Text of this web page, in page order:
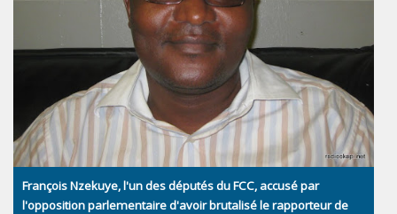
François Nzekuye, l'un des députés du FCC, accusé par
l'opposition parlementaire d'avoir brutalisé le rapporteur de